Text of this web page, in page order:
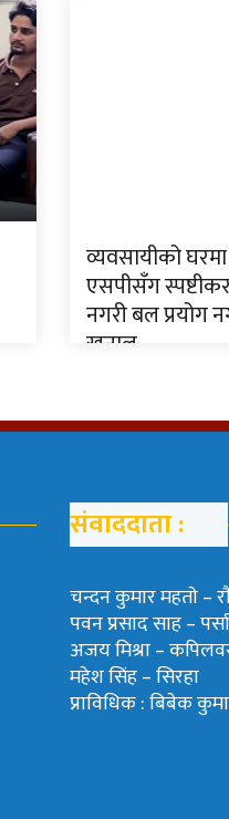
व्यवसायीको
एसपीसँग
नगरी बल प्रयोग
खनाल
संवाददाता :
चन्दन कुमार महताे –
पवन प्रसाद साह – पर्सा
अजय मिश्रा –
महेश सिंह – सिरहा
प्राविधिक : बिबेक